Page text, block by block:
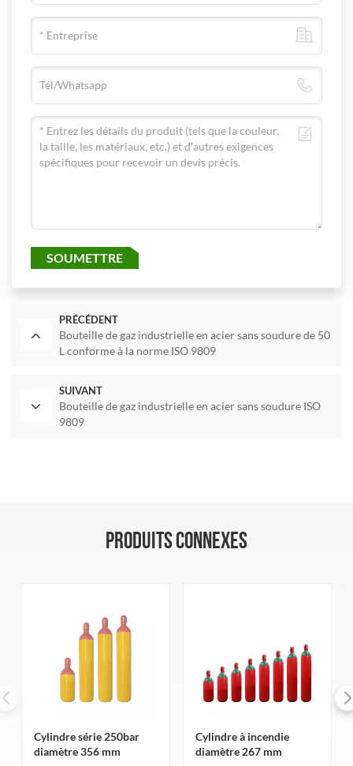
SOUMETTRE
PRÉCÉDENT
Bouteille de gaz industrielle en acier sans soudure de 50
L conforme à la norme ISO 9809
SUIVANT
Bouteille de gaz industrielle en acier sans soudure ISO
9809
PRODUITS CONNEXES
Cylindre série 250bar
diamètre 356 mm
Cylindre à incendie
diamètre 267 mm